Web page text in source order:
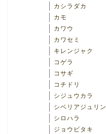
カシラダカ
カモ
カワウ
カワセミ
キレンジャク
コゲラ
コサギ
コチドリ
シジュウカラ
シベリアジュリン
シロハラ
ジョウビタキ